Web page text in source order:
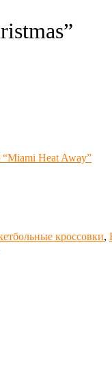
Heat Away”
кроссовки,